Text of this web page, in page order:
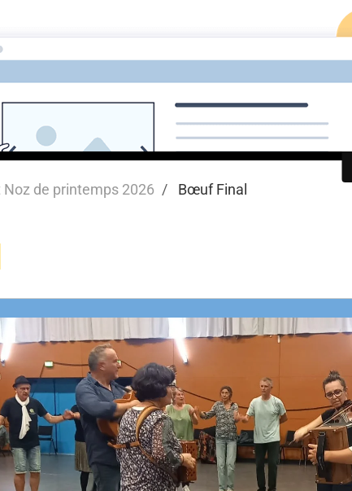
Celtique de Pornic
Accueil
Noz de printemps 2026 Bœuf Final